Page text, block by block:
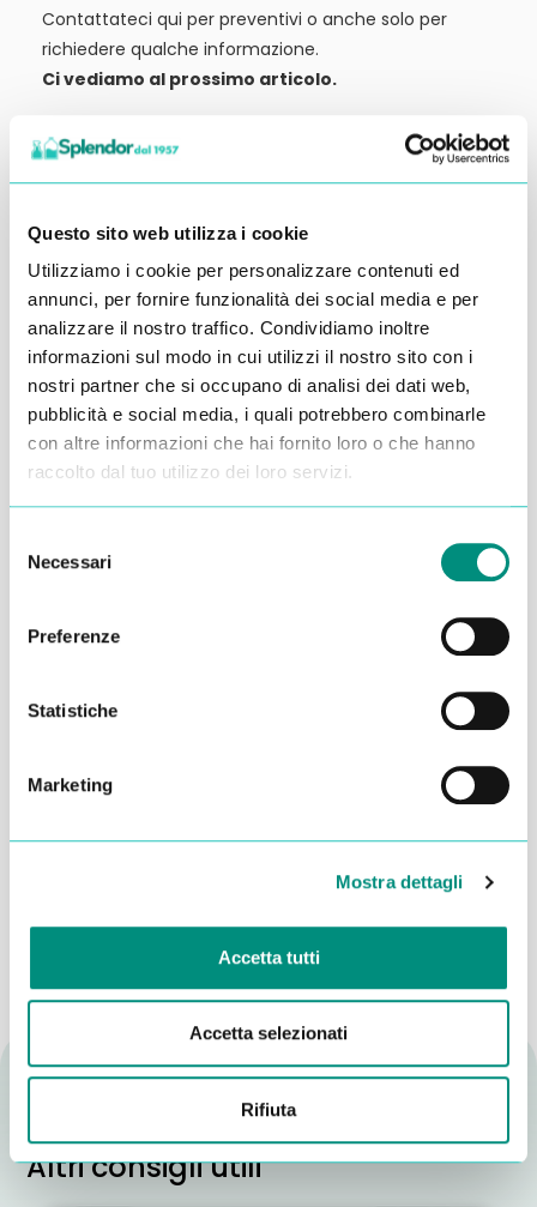
Questo sito web utilizza i cookie
Utilizziamo i cookie per personalizzare contenuti ed
annunci, per fornire funzionalità dei social media e per
analizzare il nostro traffico. Condividiamo inoltre
informazioni sul modo in cui utilizzi il nostro sito con i
nostri partner che si occupano di analisi dei dati web,
pubblicità e social media, i quali potrebbero combinarle
con altre informazioni che hai fornito loro o che hanno
raccolto dal tuo utilizzo dei loro servizi.
delNecessari
Preferenze
Statistiche
Marketing
Mostra dettagli
Accetta tutti
Accetta selezionati
Rifiuta
Contattateci qui per preventivi o anche solo per
richiedere qualche informazione.
Ci vediamo al prossimo articolo.
Inserisci i tuoi dati qui, ti ricontatteremo
entro 48 ore
Dichiaro di aver letto la
e acconsento al
Altri consigli utili